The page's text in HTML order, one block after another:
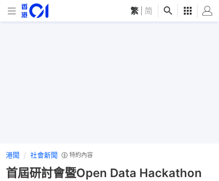
繁 简
港聞 社會新聞 特約內容
首屆研討會暨Open Data Hackathon